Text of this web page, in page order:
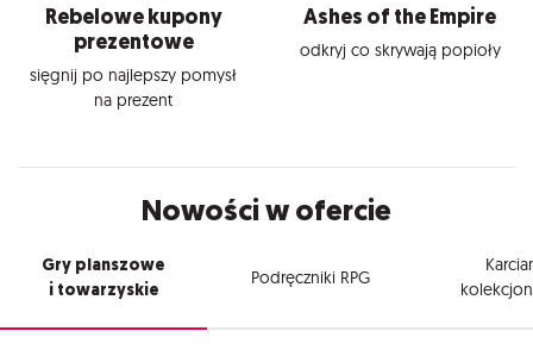
Rebelowe kupony
prezentowe
sięgnij po najlepszy pomysł
na prezent
Ashes of the Empire
odkryj co skrywają popioły
Nowości w ofercie
Gry planszowe
i towarzyskie
Podręczniki RPG